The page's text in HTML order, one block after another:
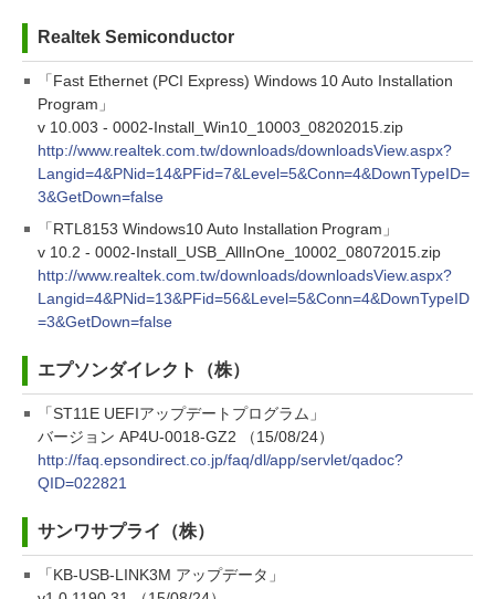
Realtek Semiconductor
「Fast Ethernet (PCI Express) Windows 10 Auto Installation
Program」
v 10.003 - 0002-Install_Win10_10003_08202015.zip
http://www.realtek.com.tw/downloads/downloadsView.aspx?
Langid=4&PNid=14&PFid=7&Level=5&Conn=4&DownTypeID=
3&GetDown=false
「RTL8153 Windows10 Auto Installation Program」
v 10.2 - 0002-Install_USB_AllInOne_10002_08072015.zip
http://www.realtek.com.tw/downloads/downloadsView.aspx?
Langid=4&PNid=13&PFid=56&Level=5&Conn=4&DownTypeID
=3&GetDown=false
エプソンダイレクト（株）
「ST11E UEFIアップデートプログラム」
バージョン AP4U-0018-GZ2 （15/08/24）
http://faq.epsondirect.co.jp/faq/dl/app/servlet/qadoc?
QID=022821
サンワサプライ（株）
「KB-USB-LINK3M アップデータ」